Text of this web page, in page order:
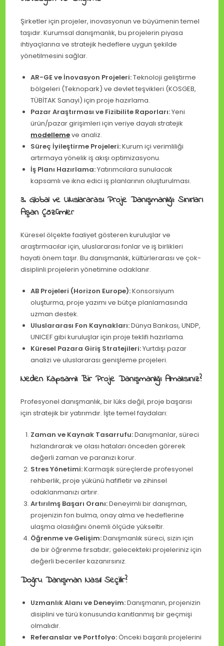
Şirketler için projeler, inovasyonun ve büyümenin temel
taşıdır. Kurumsal danışmanlık, bu projelerin piyasa
ihtiyaçlarına ve stratejik hedeflere uygun şekilde
yönetilmesini sağlar.
AR-GE ve İnovasyon Projeleri:Teknoloji geliştirme
bölgeleri (Teknopark) ve devlet teşvikleri (KOSGEB,
TÜBİTAK Sanayi) için proje hazırlama.
Pazar Araştırması ve Fizibilite Raporları:Yeni
ürün/pazar girişimleri için veriye dayalı stratejik
modellemeve analiz.
Süreç İyileştirme Projeleri:Kurum içi verimliliği
artırmaya yönelik iş akışı optimizasyonu.
İş Planı Hazırlama:Yatırımcılara sunulacak
kapsamlı ve ikna edici iş planlarının oluşturulması.
3. Global ve Uluslararası Proje Danışmanlığı: Sınırları
Aşan Çözümler
Küresel ölçekte faaliyet gösteren kuruluşlar ve
araştırmacılar için, uluslararası fonlar ve iş birlikleri
hayati önem taşır. Bu danışmanlık, kültürlerarası ve çok-
disiplinli projelerin yönetimine odaklanır.
AB Projeleri (Horizon Europe):Konsorsiyum
oluşturma, proje yazımı ve bütçe planlamasında
uzman destek.
Uluslararası Fon Kaynakları:Dünya Bankası, UNDP,
UNICEF gibi kuruluşlar için proje teklifi hazırlama.
Küresel Pazara Giriş Stratejileri:Yurtdışı pazar
analizi ve uluslararası genişleme projeleri.
Neden Kapsamlı Bir Proje Danışmanlığı Almalısınız?
Profesyonel danışmanlık, bir lüks değil, proje başarısı
için stratejik bir yatırımdır. İşte temel faydaları:
Zaman ve Kaynak Tasarrufu:Danışmanlar, süreci
hızlandırarak ve olası hataları önceden görerek
değerli zaman ve paranızı korur.
Stres Yönetimi:Karmaşık süreçlerde profesyonel
rehberlik, proje yükünü hafifletir ve zihinsel
odaklanmanızı artırır.
Artırılmş Başarı Oranı:Deneyimli bir danışman,
projenizin fon bulma, onay alma ve hedeflerine
ulaşma olasılığını önemli ölçüde yükseltir.
Öğrenme ve Gelişim:Danışmanlık süreci, sizin için
de bir öğrenme fırsatıdır; gelecekteki projeleriniz için
değerli beceriler kazanırsınız.
Doğru Danışman Nasıl Seçilir?
Uzmanlık Alanı ve Deneyim:Danışmanın, projenizin
disiplini ve türü konusunda kanıtlanmış bir geçmişi
olmalıdır.
Referanslar ve Portfolyo:Önceki başarılı projelerini